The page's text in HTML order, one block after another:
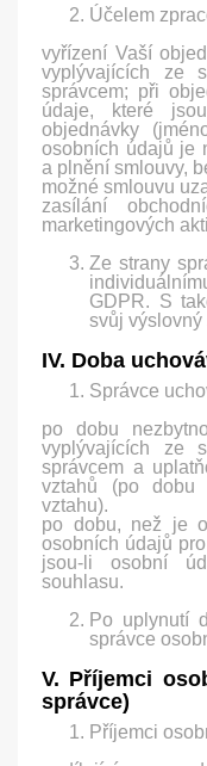
Účelem
vyřízení Vaší
vyplývajících ze
správcem; při
údaje, které
objednávky
osobních údajů je
a plnění smlouvy,
možné smlouvu
zasílání
marketingových
Ze strany
GDPR. S
svůj výslovný
IV. Doba
Správce
po dobu
vyplývajících ze
správcem a
vztahů (po dobu
vztahu).
po dobu, než je
osobních údajů
jsou-li osobní
souhlasu.
Po uplynutí
správce
V. Příjemci
správce)
Příjemci